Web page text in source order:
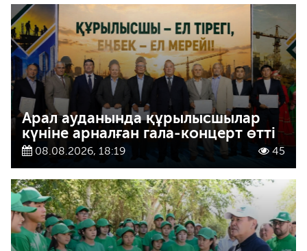
Арал ауданында құрылысшылар
күніне арналған гала-концерт өтті
08.08.2026, 18:19 45